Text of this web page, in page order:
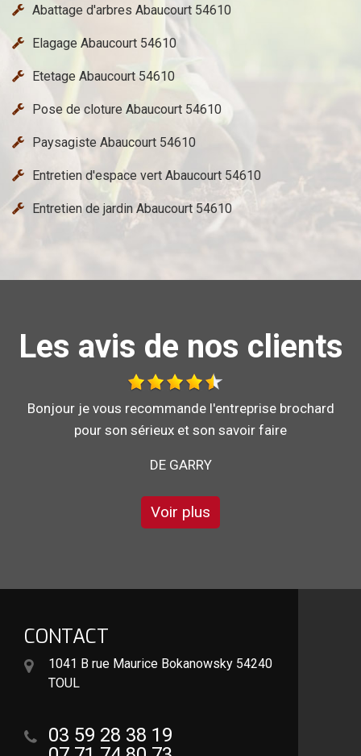
Abattage d'arbres Abaucourt 54610
Elagage Abaucourt 54610
Etetage Abaucourt 54610
Pose de cloture Abaucourt 54610
Paysagiste Abaucourt 54610
Entretien d'espace vert Abaucourt 54610
Entretien de jardin Abaucourt 54610
Les avis de nos clients
Travail effectué avec sérieux.
Voir plus
CONTACT
1041 B rue Maurice Bokanowsky 54240
TOUL
03 59 28 38 19